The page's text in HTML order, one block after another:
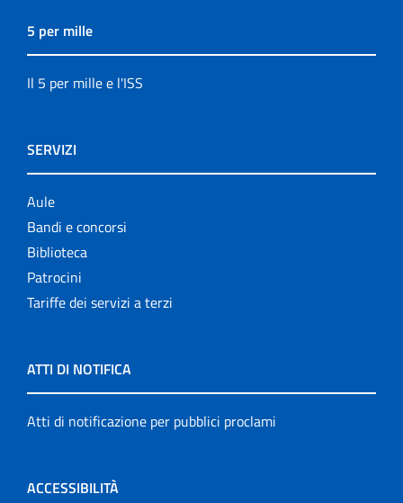
5 per mille
Il 5 per mille e l'ISS
SERVIZI
Aule
Bandi e concorsi
Biblioteca
Patrocini
Tariffe dei servizi a terzi
ATTI DI NOTIFICA
Atti di notificazione per pubblici proclami
ACCESSIBILITÀ